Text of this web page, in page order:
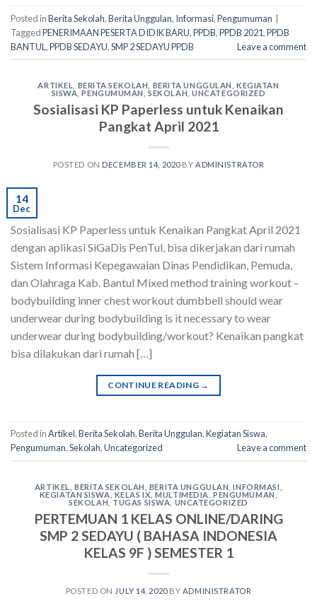
Posted inBerita Sekolah,Berita Unggulan, Informasi,Pengumuman |
TaggedPENERIMAAN PESERTA DIDIK BARU,PPDB,PPDB 2021,PPDB
BANTUL ,PPDB SEDAYU,SMP 2 SEDAYU PPDB Leave a comment
ARTIKEL BERITA SEKOLAH BERITA UNGGULAN ,KEGIATAN
SISWA ,PENGUMUMAN ,SEKOLAH ,UNCATEGORIZED
Sosialisasi KP Paperless untuk Kenaikan
Pangkat April 2021
POSTED ON DECEMBER 14, 2020BYADMINISTRATOR
14
Dec
Sosialisasi KP Paperless untuk Kenaikan Pangkat April 2021
dengan aplikasi SiGaDis PenTul, bisa dikerjakan dari rumah
Sistem Informasi Kepegawaian Dinas Pendidikan, Pemuda,
dan Olahraga Kab. Bantul Mixed method training workout –
bodybuilding inner chest workout dumbbell should wear
underwear during bodybuilding is it necessary to wear
underwear during bodybuilding/workout? Kenaikan pangkat
bisa dilakukan dari rumah […]
CONTINUE READING →
Posted inArtikel,Berita Sekolah,Berita Unggulan,Kegiatan Siswa,
Pengumuman,Sekolah,Uncategorized Leave a comment
ARTIKEL BERITA SEKOLAH BERITA UNGGULAN ,INFORMASI
KEGIATAN SISWA KELAS IX ,MULTIMEDIA ,PENGUMUMAN
SEKOLAH , TUGAS SISWA UNCATEGORIZED
PERTEMUAN 1 KELAS ONLINE/DARING
SMP 2 SEDAYU ( BAHASA INDONESIA
KELAS 9F ) SEMESTER 1
POSTED ON JULY 14, 2020BY ADMINISTRATOR